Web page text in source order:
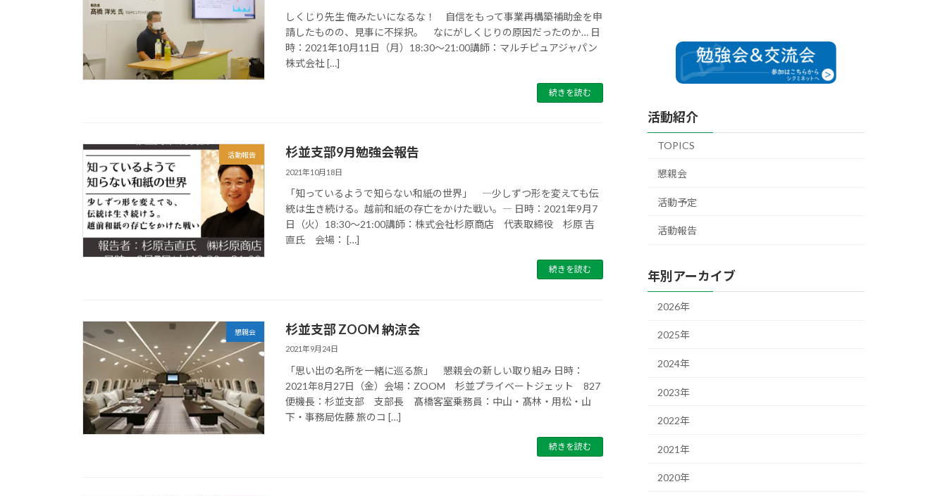
しくじり先生 俺みたいになるな！ 自信をもって事業再構築補助金を申
請したものの、見事に不採択。 なにがしくじりの原因だったのか… 日
時：2021年10月11日（月）18:30～21:00講師：マルチピュアジャパン
株式会社 […]
続きを読む
活動報告 杉並支部9月勉強会報告
2021年10月18日
「知っているようで知らない和紙の世界」 ―少しずつ形を変えても伝
統は生き続ける。越前和紙の存亡をかけた戦い。― 日時：2021年9月7
日（火）18:30～21:00講師：株式会社杉原商店 代表取締役 杉原 吉
直氏 会場： […]
続きを読む
懇親会 杉並支部 ZOOM 納涼会
2021年9月24日
「思い出の名所を一緒に巡る旅」 懇親会の新しい取り組み 日時：
2021年8月27日（金）会場：ZOOM 杉並プライベートジェット 827
便機長：杉並支部 支部長 髙橋客室乗務員：中山・髙林・用松・山
下・事務局佐藤 旅のコ […]
続きを読む
活動紹介
TOPICS
懇親会
活動予定
活動報告
年別アーカイブ
2026年
2025年
2024年
2023年
2022年
2021年
2020年